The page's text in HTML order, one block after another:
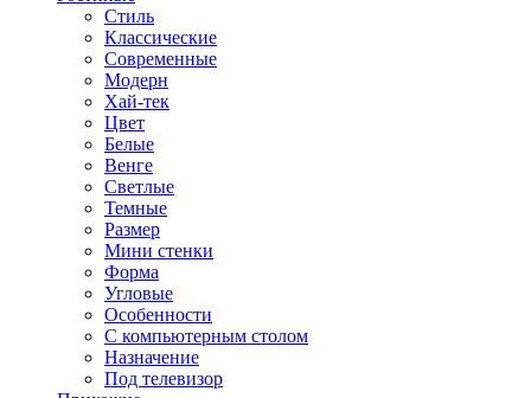
Стиль
Классические
Современные
Модерн
Хай-тек
Цвет
Белые
Венге
Светлые
Темные
Размер
Мини стенки
Форма
Угловые
Особенности
С компьютерным столом
Назначение
Под телевизор